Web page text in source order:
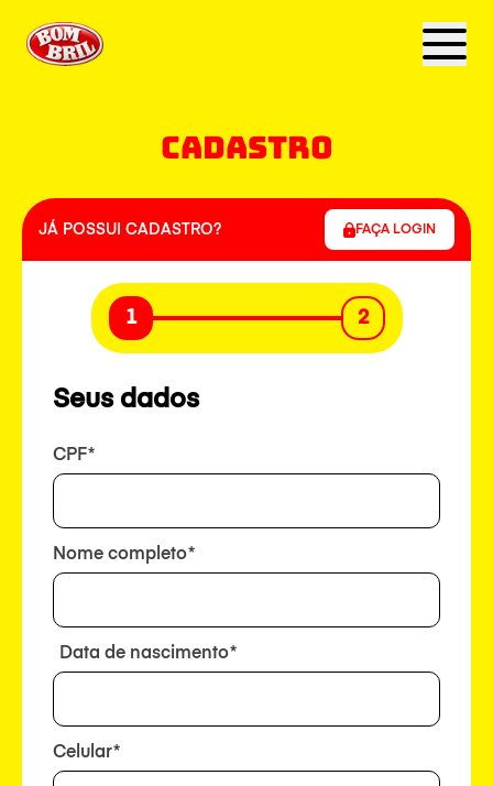
CADASTRO
JÁ POSSUI CADASTRO? FAÇA LOGIN
1 2
Seus dados
CPF
Nome completo
Data de nascimento
Celular